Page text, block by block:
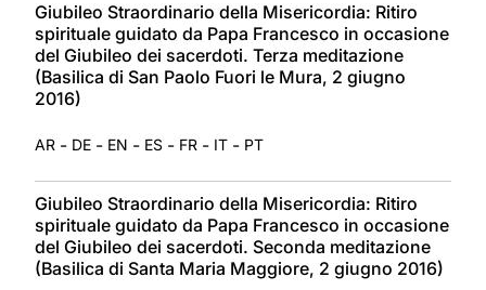
Giubileo Straordinario della Misericordia: Ritiro
spirituale guidato da Papa Francesco in occasione
del Giubileo dei sacerdoti. Terza meditazione
(Basilica di San Paolo Fuori le Mura, 2 giugno
2016)
AR - DE - EN - ES - FR - IT - PT
Giubileo Straordinario della Misericordia: Ritiro
spirituale guidato da Papa Francesco in occasione
del Giubileo dei sacerdoti. Seconda meditazione
(Basilica di Santa Maria Maggiore, 2 giugno 2016)